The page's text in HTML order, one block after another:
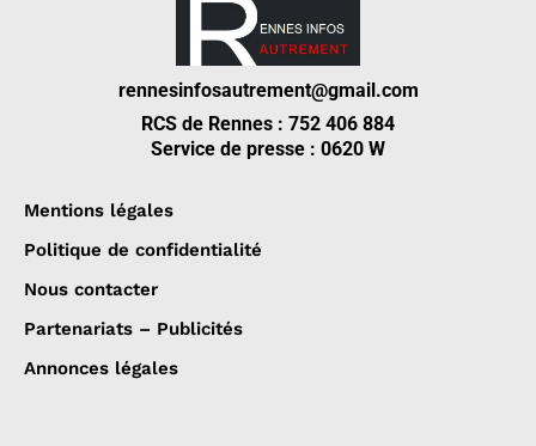
rennesinfosautrement@gmail.com
RCS de Rennes : 752 406 884
Service de presse : 0620 W
Mentions légales
Politique de confidentialité
Nous contacter
Partenariats – Publicités
Annonces légales